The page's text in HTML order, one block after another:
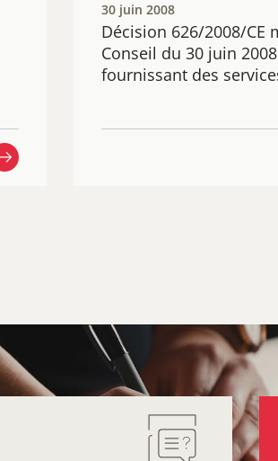
Décision 626/2008/
Conseil du 30 juin
fournissant des
30 juin 2008